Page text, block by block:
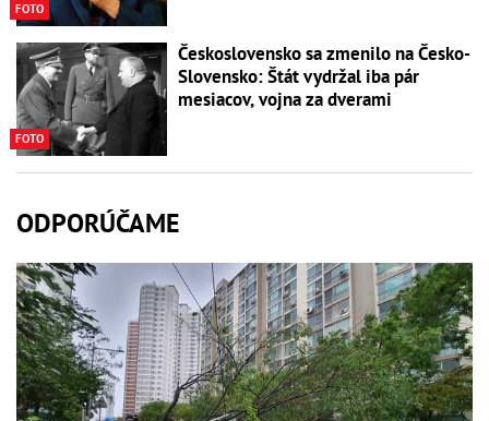
FOTO
FOTO
Československo sa zmenilo na Česko-
Slovensko: Štát vydržal iba pár
mesiacov, vojna za dverami
ODPORÚČAME